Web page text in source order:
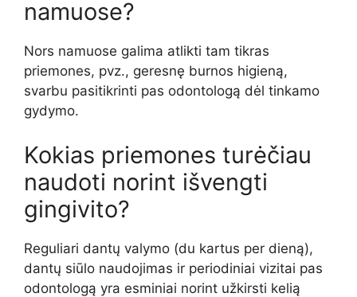
namuose?
Nors namuose galima atlikti tam tikras
priemones, pvz., geresnę burnos higieną,
svarbu pasitikrinti pas odontologą dėl tinkamo
gydymo.
Kokias priemones turėčiau
naudoti norint išvengti
gingivito?
Reguliari dantų valymo (du kartus per dieną),
dantų siūlo naudojimas ir periodiniai vizitai pas
odontologą yra esminiai norint užkirsti kelią